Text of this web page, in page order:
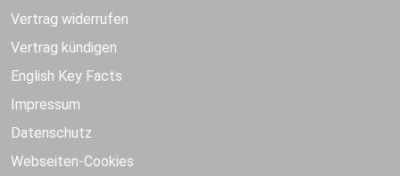
Vertrag widerrufen
Vertrag kündigen
English Key Facts
Impressum
Datenschutz
Webseiten-Cookies